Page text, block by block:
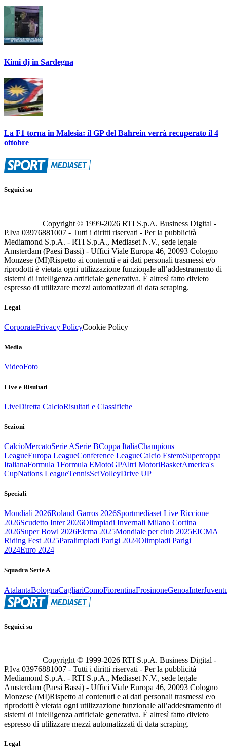
Kimi dj in Sardegna
La F1 torna in Malesia: il GP del Bahrein verrà recuperato il 4
ottobre
Seguici su
Copyright © 1999-2026 RTI S.p.A. Business Digital -
P.Iva 03976881007 - Tutti i diritti riservati - Per la pubblicità
Mediamond S.p.A. - RTI S.p.A., Mediaset N.V., sede legale
Amsterdam (Paesi Bassi) - Uffici Viale Europa 46, 20093 Cologno
Monzese (MI)Rispetto ai contenuti e ai dati personali trasmessi e/o
riprodotti è vietata ogni utilizzazione funzionale all’addestramento di
sistemi di intelligenza artificiale generativa. È altresì fatto divieto
espresso di utilizzare mezzi automatizzati di data scraping.
Legal
CorporatePrivacy PolicyCookie Policy
Media
VideoFoto
Live e Risultati
LiveDiretta CalcioRisultati e Classifiche
Sezioni
CalcioMercatoSerie ASerie BCoppa ItaliaChampions
LeagueEuropa LeagueConference LeagueCalcio EsteroSupercoppa
ItalianaFormula 1Formula EMotoGPAltri MotoriBasketAmerica's
CupNations LeagueTennisSciVolleyDrive UP
Speciali
Mondiali 2026Roland Garros 2026Sportmediaset Live Riccione
2026Scudetto Inter 2026Olimpiadi Invernali Milano Cortina
2026Super Bowl 2026Eicma 2025Mondiale per club 2025EICMA
Riding Fest 2025Paralimpiadi Parigi 2024Olimpiadi Parigi
2024Euro 2024
Squadra Serie A
AtalantaBolognaCagliariComoFiorentinaFrosinoneGenoaInter
Seguici su
Copyright © 1999-2026 RTI S.p.A. Business Digital -
P.Iva 03976881007 - Tutti i diritti riservati - Per la pubblicità
Mediamond S.p.A. - RTI S.p.A., Mediaset N.V., sede legale
Amsterdam (Paesi Bassi) - Uffici Viale Europa 46, 20093 Cologno
Monzese (MI)Rispetto ai contenuti e ai dati personali trasmessi e/o
riprodotti è vietata ogni utilizzazione funzionale all’addestramento di
sistemi di intelligenza artificiale generativa. È altresì fatto divieto
espresso di utilizzare mezzi automatizzati di data scraping.
Legal